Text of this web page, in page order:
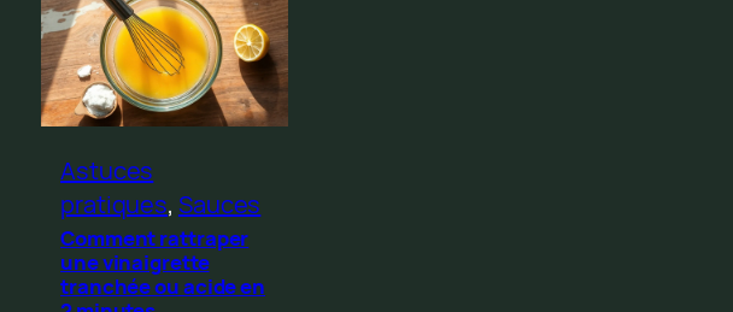
Astuces
pratiques, Sauces
Comment rattraper
une vinaigrette
tranchée ou acide en